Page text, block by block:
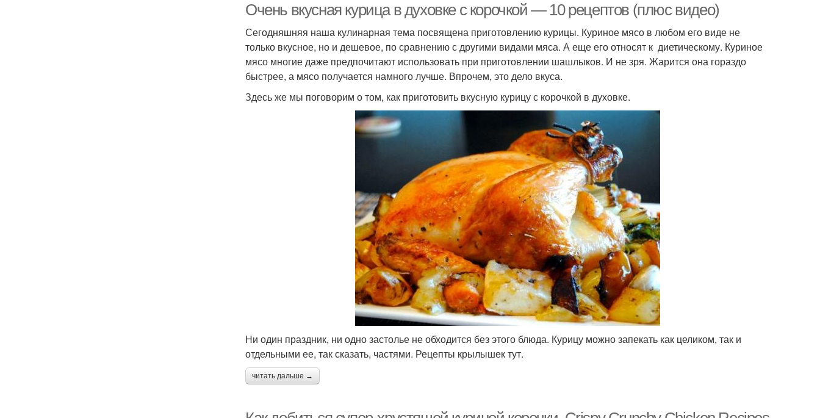
Очень вкусная курица в духовке с корочкой — 10 рецептов (плюс видео)
Сегодняшняя наша кулинарная тема посвящена приготовлению курицы. Куриное мясо в любом его виде не
только вкусное, но и дешевое, по сравнению с другими видами мяса. А еще его относят к диетическому. Куриное
мясо многие даже предпочитают использовать при приготовлении шашлыков. И не зря. Жарится она гораздо
быстрее, а мясо получается намного лучше. Впрочем, это дело вкуса.
Здесь же мы поговорим о том, как приготовить вкусную курицу с корочкой в духовке.
Ни один праздник, ни одно застолье не обходится без этого блюда. Курицу можно запекать как целиком, так и
отдельными ее, так сказать, частями. Рецепты крылышек тут.
читать дальше →